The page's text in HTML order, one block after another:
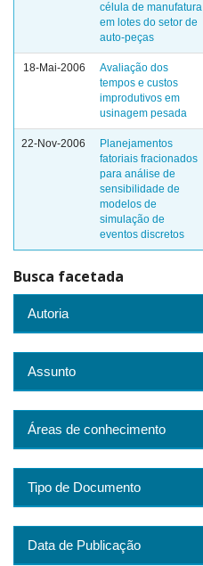
célula de manufatura
em lotes do setor de
auto-peças
18-Mai-2006
Avaliação dos
tempos e custos
improdutivos em
usinagem pesada
22-Nov-2006
Planejamentos
fatoriais fracionados
para análise de
sensibilidade de
modelos de
simulação de
eventos discretos
Busca facetada
Autoria
Assunto
Áreas de conhecimento
Tipo de Documento
Data de Publicação